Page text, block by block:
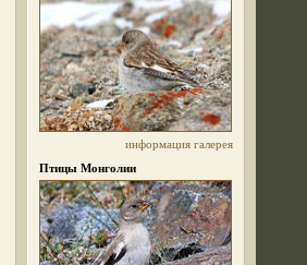
информация галерея
Птицы Монголии